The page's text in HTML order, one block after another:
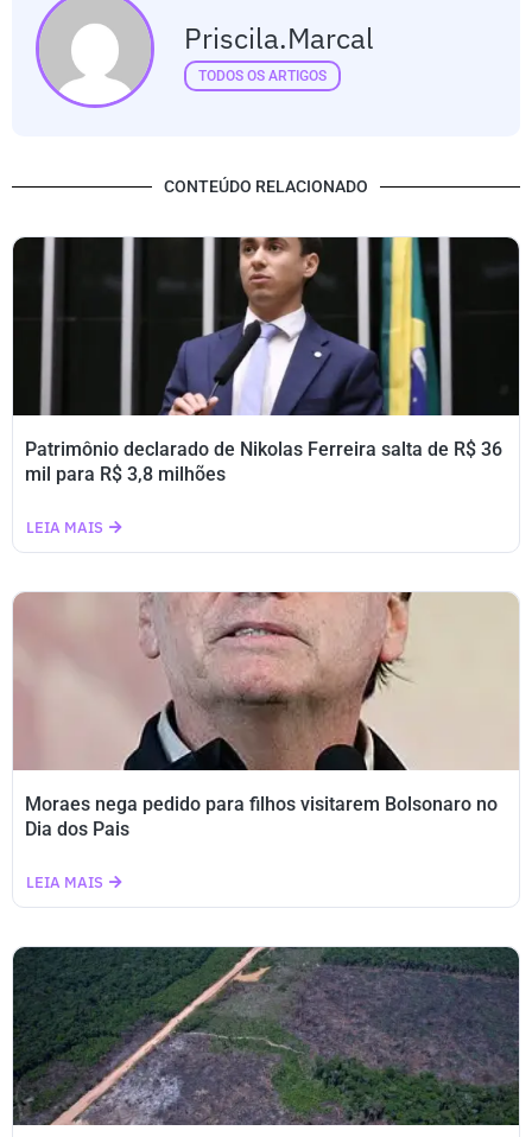
Priscila.marcal
TODOS OS ARTIGOS
CONTEÚDO RELACIONADO
Patrimônio declarado de Nikolas Ferreira salta de R$ 36
mil para R$ 3,8 milhões
LEIA MAIS
Moraes nega pedido para filhos visitarem Bolsonaro no
Dia dos Pais
LEIA MAIS